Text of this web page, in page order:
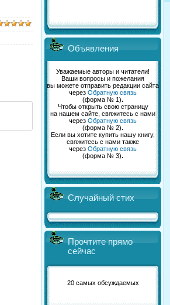
Объявления
Уважаемые авторы и читатели!
Ваши вопросы и пожелания
вы можете отправить редакции сайта
через Обратную связь
(форма № 1).
Чтобы открыть свою страницу
на нашем сайте, свяжитесь с нами
через Обратную связь
(форма № 2).
Если вы хотите купить нашу книгу,
свяжитесь с нами также
через Обратную связь
(форма № 3).
Случайный стих
Прочтите прямо
сейчас
20 самых обсуждаемых